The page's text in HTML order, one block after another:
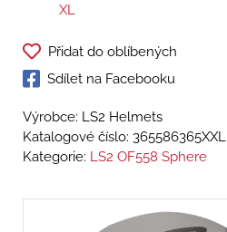
XL
Přidat do oblíbených
Sdílet na Facebooku
Výrobce: LS2 Helmets
Katalogové číslo: 365586365XXL
Kategorie: LS2 OF558 Sphere